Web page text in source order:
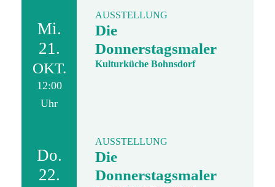
Mi.
21.
OKT.
12:00
Uhr
AUSSTELLUNG
Die
Donnerstagsmaler
Kulturküche Bohnsdorf
Do.
22.
AUSSTELLUNG
Die
Donnerstagsmaler